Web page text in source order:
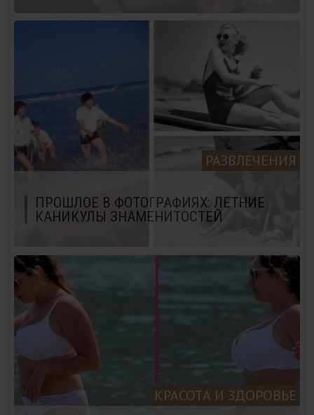
РАЗВЛЕЧЕНИЯ
ПРОШЛОЕ В ФОТОГРАФИЯХ: ЛЕТНИЕ
КАНИКУЛЫ ЗНАМЕНИТОСТЕЙ
КРАСОТА И ЗДОРОВЬЕ